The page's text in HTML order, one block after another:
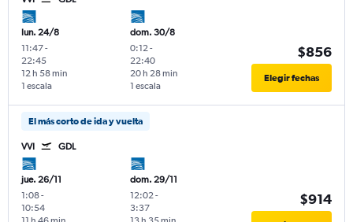
lun. 24/8
11:47-
22:45
1 escala
12 h 58 min
dom. 30/8
0:12-
22:40
1 escala
20 h 28 min
$856
Elegir fechas
El más corto de ida y vuelta
VVI GDL
jue. 26/11
1:08-
10:54
dom. 29/11
12:02-
3:37
$914